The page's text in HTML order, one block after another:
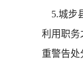
5.城步
利用职务
重警告处